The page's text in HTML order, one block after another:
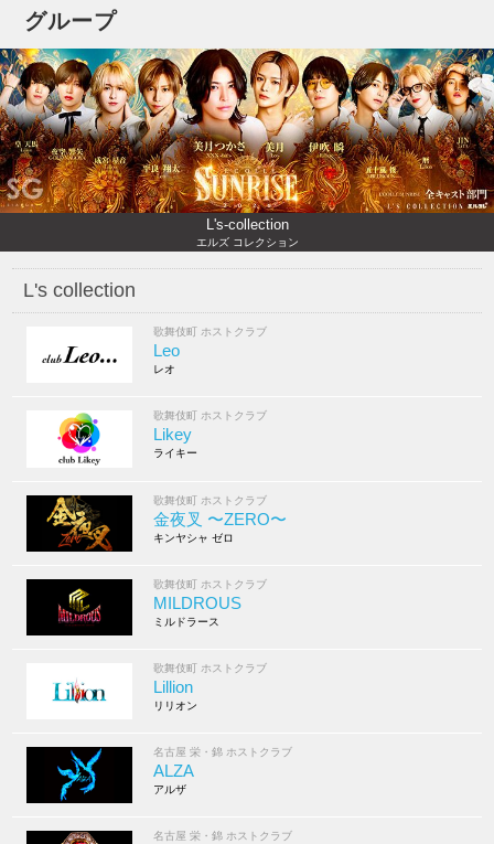
グループ
L's-collection
エルズ コレクション
L's collection
歌舞伎町 ホストクラブ
Leo
レオ
歌舞伎町 ホストクラブ
Likey
ライキー
歌舞伎町 ホストクラブ
金夜叉 〜ZERO〜
キンヤシャ ゼロ
歌舞伎町 ホストクラブ
MILDROUS
ミルドラース
歌舞伎町 ホストクラブ
Lillion
リリオン
名古屋 栄・錦 ホストクラブ
ALZA
アルザ
名古屋 栄・錦 ホストクラブ